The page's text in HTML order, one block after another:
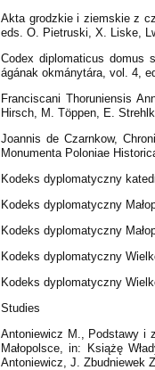
Akta grodzkie i ziemskie z
eds. O. Pietruski, X. Liske,
Codex diplomaticus domus
ágának okmánytára, vol. 4,
Franciscani Thoruniensis
Hirsch, M. Töppen, E.
Joannis de Czarnkow,
Monumenta Poloniae
Kodeks dyplomatyczny
Kodeks dyplomatyczny
Kodeks dyplomatyczny
Kodeks dyplomatyczny
Kodeks dyplomatyczny
Studies
Antoniewicz M., Podstawy i
Małopolsce, in: Książę
Antoniewicz, J. Zbudniewek